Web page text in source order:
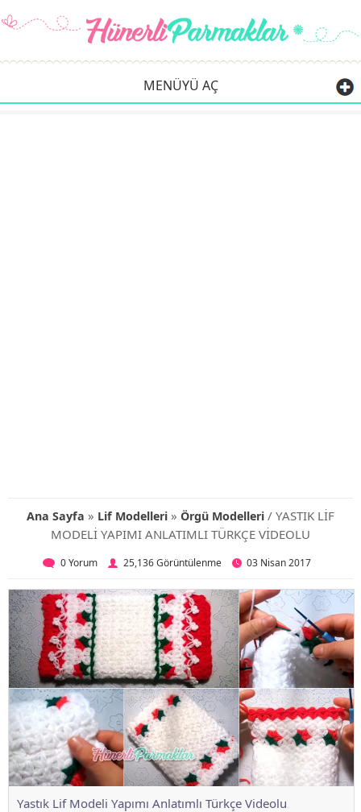
MENÜYÜ AÇ
Ana Sayfa » Lif Modelleri » Örgü Modelleri / YASTIK LİF
MODELİ YAPIMI ANLATIMLI TÜRKÇE VİDEOLU
0 Yorum 25,136 Görüntülenme 03 Nisan 2017
Yastık Lif Modeli Yapımı Anlatımlı Türkçe Videolu